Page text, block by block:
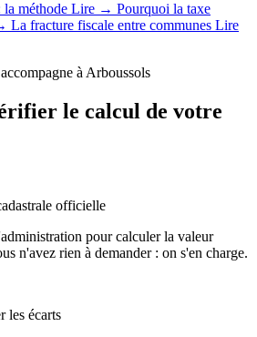
méthode Lire → Pourquoi la taxe
La fracture fiscale entre communes Lire
à Arboussols
le calcul de votre
officielle
pour calculer la valeur
n'avez rien à demander : on s'en charge.
les écarts